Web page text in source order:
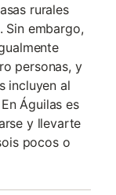
rurales
Sin embargo,
personas, y
incluyen al
Águilas es
y llevarte
pocos o